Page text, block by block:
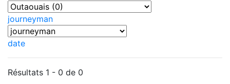
journeyman
date
Résultats 1 - 0 de 0